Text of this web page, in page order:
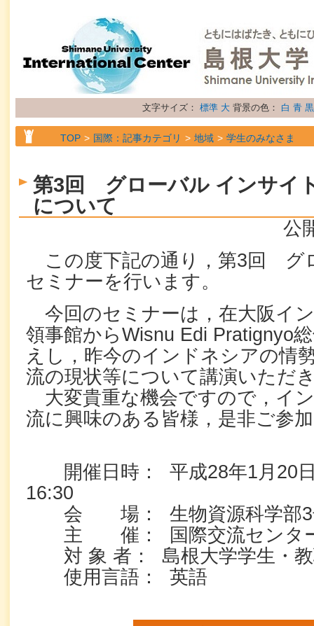
文字サイズ： 標準 大 背景の色： 白 青 黒
TOP 国際：記事カテゴリ 地域 学生のみなさま
TOP 国際：記事カテゴリ 属性 お知らせ
第3回 グローバル インサイ
について
公
この度下記の通り，第3回 グ
セミナーを行います。
今回のセミナーは，在大阪イ
領事館からWisnu Edi Pratignyo
えし，昨今のインドネシアの情
流の現状等について講演いただ
大変貴重な機会ですので，イ
流に興味のある皆様，是非ご参
開催日時： 平成28年1月20
16:30
会 場： 生物資源科学部3
主 催： 国際交流センタ
対 象 者： 島根大学学生・教
使用言語： 英語